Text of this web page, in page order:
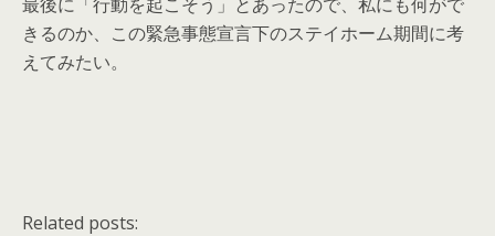
きるのか、この緊急事態宣言下のステイホーム期間に考
えてみたい。
Related posts: